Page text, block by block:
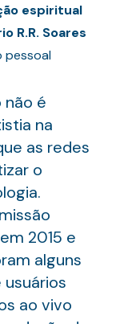
espiritual
R.R. Soares
pessoal
é
na
as redes
o
2015 e
alguns
ao vivo